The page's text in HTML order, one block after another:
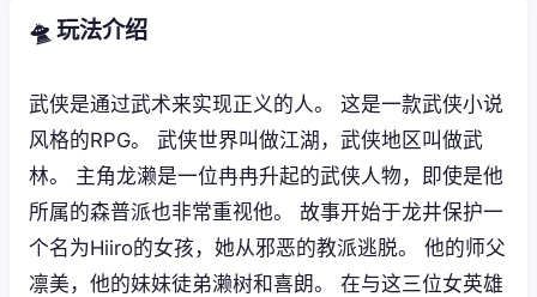
🛸 玩法介绍
武侠是通过武术来实现正义的人。 这是一款武侠小说
风格的RPG。 武侠世界叫做江湖，武侠地区叫做武
林。 主角龙濑是一位冉冉升起的武侠人物，即使是他
所属的森普派也非常重视他。 故事开始于龙井保护一
个名为Hiiro的女孩，她从邪恶的教派逃脱。 他的师父
凛美，他的妹妹徒弟濑树和喜朗。 在与这三位女英雄